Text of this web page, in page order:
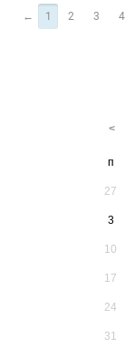
← 1 2 3 4
п
27
3
10
17
24
31